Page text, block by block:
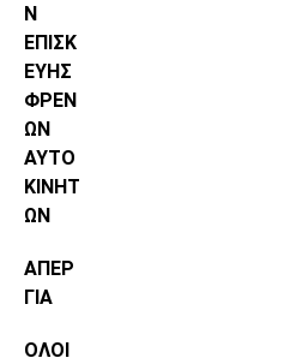
Ν
ΕΠΙΣΚ
ΕΥΗΣ
ΦΡΕΝ
ΩΝ
ΑΥΤΟ
ΚΙΝΗΤ
ΩΝ
ΑΠΕΡ
ΓΙΑ
ΟΛΟΙ